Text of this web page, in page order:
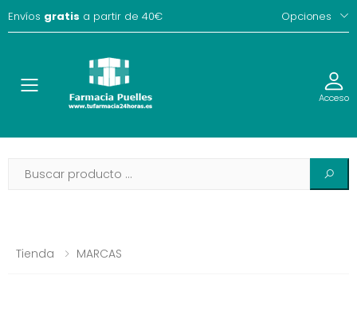
Envíos gratis a partir de 40€ Opciones
Toggle Acceso
Tienda MARCAS